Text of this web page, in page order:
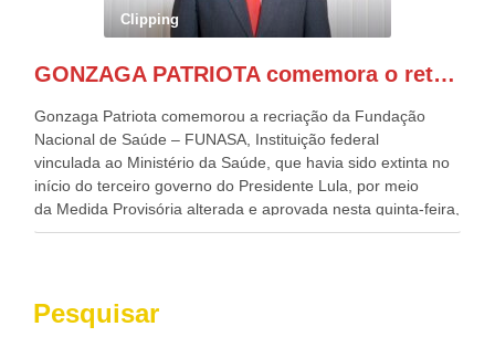
Governadora de Pernambuco, Raquel Lyra, os ministros da
Casa Civil, Rui Costa, e da Integração e do Desenvolvimento
de todo Nordeste que também ajudam a fomentar o
Clipping
GONZAGA PATRIOTA comemora o retorno da FUNASA
Gonzaga Patriota comemorou a recriação da Fundação
Nacional de Saúde – FUNASA, Instituição federal
vinculada ao Ministério da Saúde, que havia sido extinta no
início do terceiro governo do Presidente Lula, por meio
da Medida Provisória alterada e aprovada nesta quinta-feira,
pelo Congresso Nacional. Gonzaga Patriota disse hoje em
desenvolvimento dos seus municípios e, somente o ano
passado, essa Fundação distribuiu mais de três bilhões de
Pesquisar